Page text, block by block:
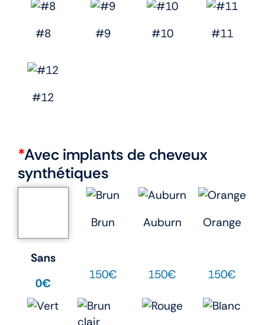
#8 #9 #10 #11
#12
*Avec implants de cheveux
synthétiques
Sans
0€
Brun
150€
Auburn
150€
Orange
150€